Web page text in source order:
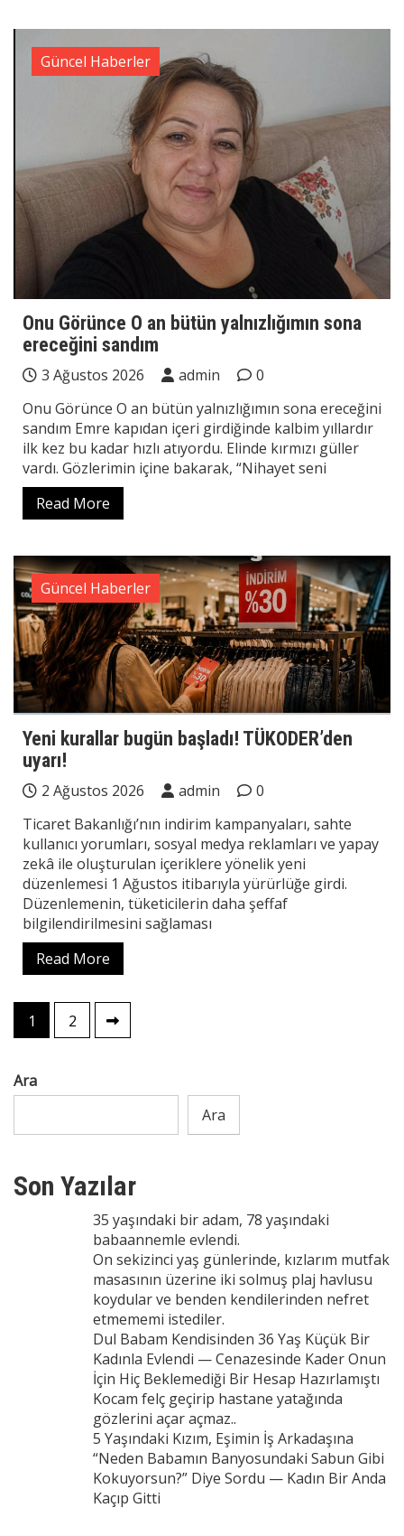
Güncel Haberler
Onu Görünce O an bütün yalnızlığımın sona
ereceğini sandım
3 Ağustos 2026 admin
0
Onu Görünce O an bütün yalnızlığımın sona ereceğini
sandım Emre kapıdan içeri girdiğinde kalbim yıllardır
ilk kez bu kadar hızlı atıyordu. Elinde kırmızı güller
vardı. Gözlerimin içine bakarak, “Nihayet seni
Read More
Güncel Haberler
Yeni kurallar bugün başladı! TÜKODER’den
uyarı!
2 Ağustos 2026 admin
0
Ticaret Bakanlığı’nın indirim kampanyaları, sahte
kullanıcı yorumları, sosyal medya reklamları ve yapay
zekâ ile oluşturulan içeriklere yönelik yeni
düzenlemesi 1 Ağustos itibarıyla yürürlüğe girdi.
Düzenlemenin, tüketicilerin daha şeffaf
bilgilendirilmesini sağlaması
Read More
Yazı
sayfalaması
1 2
Ara
Ara
Son Yazılar
35 yaşındaki bir adam, 78 yaşındaki
babaannemle evlendi.
On sekizinci yaş günlerinde, kızlarım mutfak
masasının üzerine iki solmuş plaj havlusu
koydular ve benden kendilerinden nefret
etmememi istediler.
Dul Babam Kendisinden 36 Yaş Küçük Bir
Kadınla Evlendi — Cenazesinde Kader Onun
İçin Hiç Beklemediği Bir Hesap Hazırlamıştı
Kocam felç geçirip hastane yatağında
gözlerini açar açmaz..
5 Yaşındaki Kızım, Eşimin İş Arkadaşına
“Neden Babamın Banyosundaki Sabun Gibi
Kokuyorsun?” Diye Sordu — Kadın Bir Anda
Kaçıp Gitti